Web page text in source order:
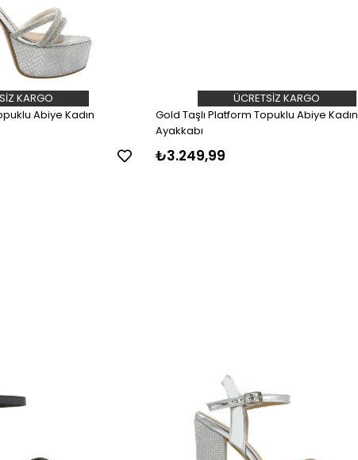
Abiye Kadın
KARGO
Gold Taşlı Platform Topuklu Abiye Kadın
Ayakkabı
₺3.249,99
ÜCRETSIZ KARGO